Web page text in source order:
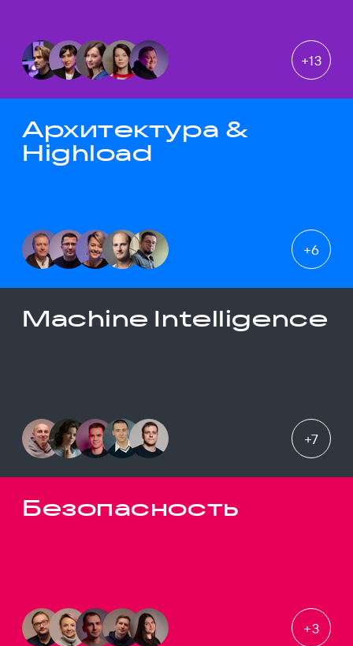
+13
Архитектура &
Highload
+6
Machine Intelligence
+7
Безопасность
+3